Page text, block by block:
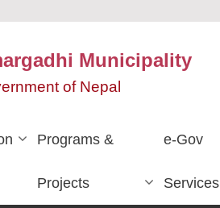
Municipality
of Nepal
Programs &
Projects
e-Gov
Services